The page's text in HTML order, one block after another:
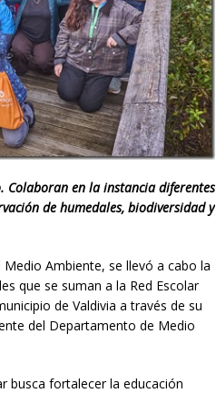
Colaboran en la instancia diferentes
de humedales, biodiversidad y
Ambiente, se llevó a cabo la
que se suman a la Red Escolar
de Valdivia a través de su
del Departamento de Medio
busca fortalecer la educación